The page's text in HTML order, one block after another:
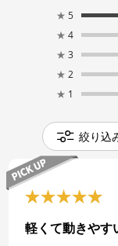
★ 5
★ 4
★ 3
★ 2
★ 1
絞り込
軽くて動きやす